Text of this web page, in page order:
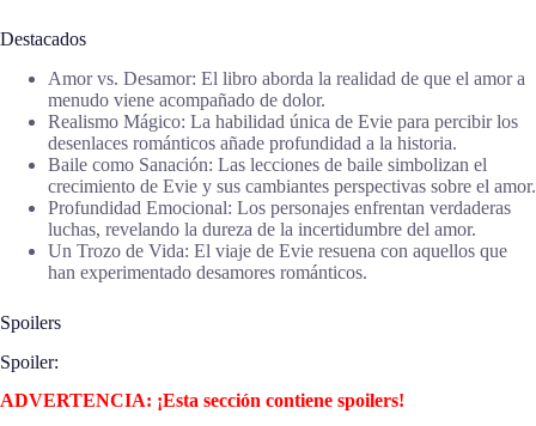
Destacados
Amor vs. Desamor: El libro aborda la realidad de que el amor a
menudo viene acompañado de dolor.
Realismo Mágico: La habilidad única de Evie para percibir los
desenlaces románticos añade profundidad a la historia.
Baile como Sanación: Las lecciones de baile simbolizan el
crecimiento de Evie y sus cambiantes perspectivas sobre el amor.
Profundidad Emocional: Los personajes enfrentan verdaderas
luchas, revelando la dureza de la incertidumbre del amor.
Un Trozo de Vida: El viaje de Evie resuena con aquellos que
han experimentado desamores románticos.
Spoilers
Spoiler:
ADVERTENCIA: ¡Esta sección contiene spoilers!